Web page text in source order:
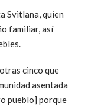
Svitlana, quien
familiar, así
cinco que
asentada
pueblo] porque